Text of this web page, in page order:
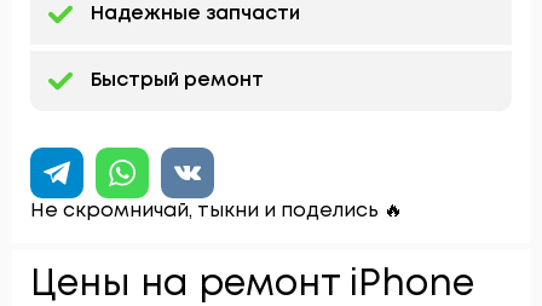
Надежные запчасти
Быстрый ремонт
Не скромничай, тыкни и поделись 🔥
Цены на ремонт iPhone